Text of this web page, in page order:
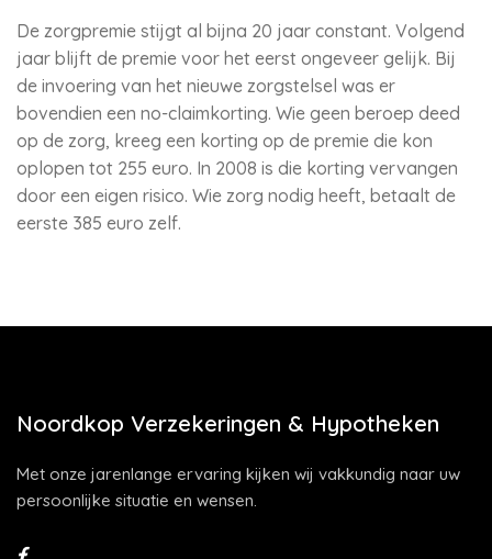
De zorgpremie stijgt al bijna 20 jaar constant. Volgend
jaar blijft de premie voor het eerst ongeveer gelijk. Bij
de invoering van het nieuwe zorgstelsel was er
bovendien een no-claimkorting. Wie geen beroep deed
op de zorg, kreeg een korting op de premie die kon
oplopen tot 255 euro. In 2008 is die korting vervangen
door een eigen risico. Wie zorg nodig heeft, betaalt de
eerste 385 euro zelf.
Noordkop Verzekeringen & Hypotheken
Met onze jarenlange ervaring kijken wij vakkundig naar uw
persoonlijke situatie en wensen.